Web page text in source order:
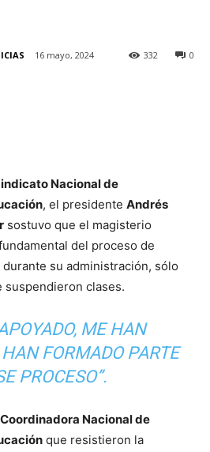
16 mayo, 2024 0
332
Nacional de
, el presidente Andrés
sostuvo que el magisterio
del proceso de
su administración, sólo
suspendieron clases.
ME HAN
FORMADO PARTE
PROCESO”.
Coordinadora Nacional de
que resistieron la